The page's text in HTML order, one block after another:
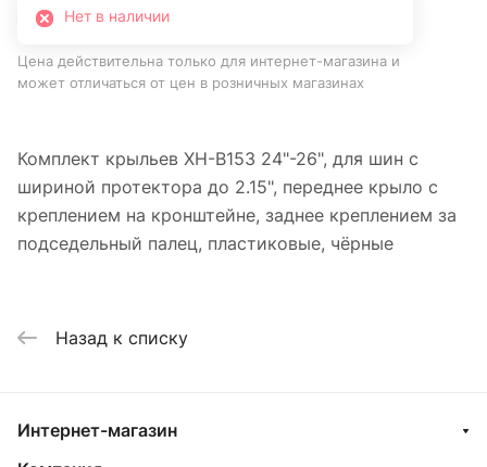
Нет в наличии
Цена действительна только для интернет-магазина и
может отличаться от цен в розничных магазинах
Комплект крыльев XH-B153 24"-26", для шин с
шириной протектора до 2.15", переднее крыло с
креплением на кронштейне, заднее креплением за
подседельный палец, пластиковые, чёрные
Назад к списку
Интернет-магазин